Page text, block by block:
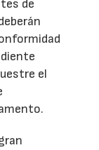
de
el